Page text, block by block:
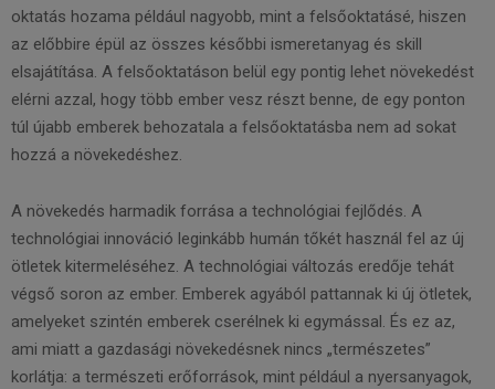
oktatás hozama például nagyobb, mint a felsőoktatásé, hiszen
az előbbire épül az összes későbbi ismeretanyag és skill
elsajátítása. A felsőoktatáson belül egy pontig lehet növekedést
elérni azzal, hogy több ember vesz részt benne, de egy ponton
túl újabb emberek behozatala a felsőoktatásba nem ad sokat
hozzá a növekedéshez.
A növekedés harmadik forrása a technológiai fejlődés. A
technológiai innováció leginkább humán tőkét használ fel az új
ötletek kitermeléséhez. A technológiai változás eredője tehát
végső soron az ember. Emberek agyából pattannak ki új ötletek,
amelyeket szintén emberek cserélnek ki egymással. És ez az,
ami miatt a gazdasági növekedésnek nincs „természetes”
korlátja: a természeti erőforrások, mint például a nyersanyagok,